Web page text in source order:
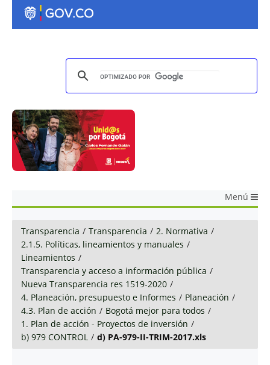
Menú
Transparencia / Transparencia / 2. Normativa /
2.1.5. Políticas, lineamientos y manuales /
Lineamientos /
Transparencia y acceso a información pública /
Nueva Transparencia res 1519-2020 /
4. Planeación, presupuesto e Informes / Planeación /
4.3. Plan de acción / Bogotá mejor para todos /
1. Plan de acción - Proyectos de inversión /
b) 979 CONTROL / d) PA-979-II-TRIM-2017.xls